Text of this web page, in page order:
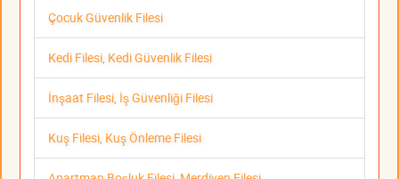
Çocuk Güvenlik Filesi
Kedi Filesi, Kedi Güvenlik Filesi
İnşaat Filesi, İş Güvenliği Filesi
Kuş Filesi, Kuş Önleme Filesi